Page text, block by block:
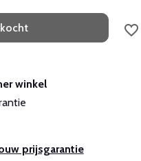
winkel
prijsgarantie